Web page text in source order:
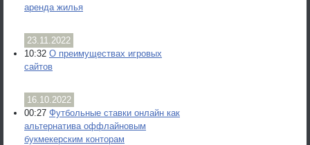
аренда жилья
23.11.2022
10:32 О преимуществах игровых
сайтов
16.10.2022
00:27 Футбольные ставки онлайн как
альтернатива оффлайновым
букмекерским конторам